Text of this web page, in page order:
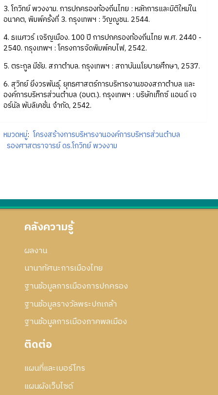
3. โกวิทย์ พวงงาม. การปกครองท้องถิ่นไทย : หลักการและมิติใหม่ใน
อนาคต, พิมพ์ครั้งที่ 3. กรุงเทพฯ : วิญญูชน. 2544.
4. ธเนศวร์ เจริญเมือง. 100 ปี การปกครองท้องถิ่นไทย พ.ศ. 2440 -
2540. กรุงเทพฯ : โครงการจัดพิมพ์คบไฟ, 2542.
5. ตระกูล มีชัย. สภาตำบล. กรุงเทพฯ : สถาบันนโยบายศึกษา, 2537.
6. สุวิทย์ ยิ่งวรพันธุ์. ยุทธศาสตร์การบริหารงานของสภาตำบล และ
องค์การบริหารส่วนตำบล (อบต.). กรุงเทพฯ : บริษัทเท็กซ์ แอนด์ เจ
อร์นัล พับลิเคชั่น จำกัด, 2542.
หมวดหมู่: โครงสร้างการบริหารงานองค์การบริหารส่วนตำบล
รองศาสตราจารย์ ดร.โกวิทย์ พวงงาม
คลังความรู้
ผลงาน
นานาทัศนะการเมืองไทย
ฐานข้อมูลการเมืองการปกครอง
ฐานข้อมูลรางวัลพระปกเกล้า
ฐานข้อมูลการเมืองภาคพลเมือง
ติดต่อ
แผนที่และเบอร์โทร
แผนผังเว็บไซด์